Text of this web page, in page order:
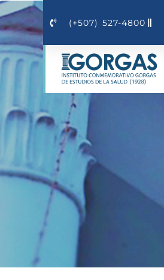
(+507) 527-4800